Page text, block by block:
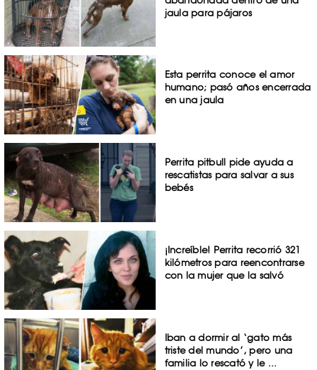
jaula para pájaros
Esta perrita conoce el amor
humano; pasó años encerrada
en una jaula
Perrita pitbull pide ayuda a
rescatistas para salvar a sus
bebés
¡Increíble! Perrita recorrió 321
kilómetros para reencontrarse
con la mujer que la salvó
Iban a dormir al ‘gato más
triste del mundo’, pero una
familia lo rescató y le ...